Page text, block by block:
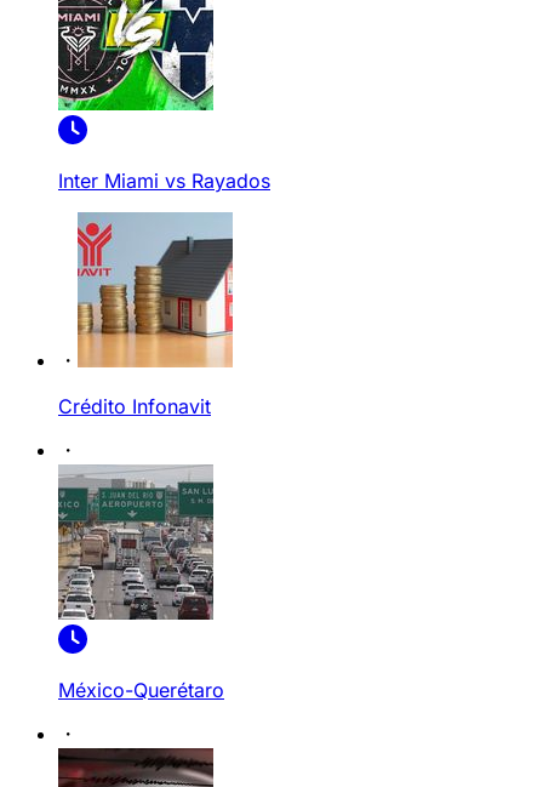
Inter Miami vs Rayados
Crédito Infonavit
México-Querétaro